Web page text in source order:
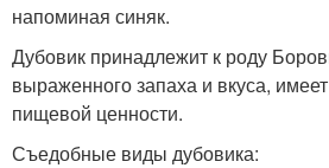
напоминая синяк.
Дубовик принадлежит к роду
выраженного запаха и вкуса,
пищевой ценности.
Съедобные виды дубовика: